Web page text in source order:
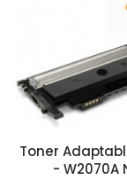
Toner
- W2070A